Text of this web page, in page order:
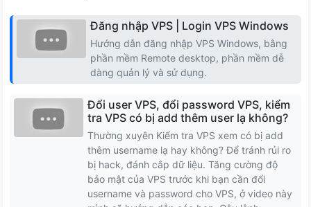
Lithuania
Iceland
Hungary
Slovakia
Đăng nhập VPS | Login VPS Windows
Hướng dẫn đăng nhập VPS Windows, bằng
phần mềm Remote desktop, phần mềm dễ
dàng quản lý và sử dụng.
Đổi user VPS, đổi password VPS, kiểm
tra VPS có bị add thêm user lạ không?
Thường xuyên Kiểm tra VPS xem có bị add
thêm username lạ hay không? Để tránh rủi ro
bị hack, đánh cắp dữ liệu. Tăng cường độ
bảo mật của VPS trước khi bạn cần đổi
username và password cho VPS, ở video này